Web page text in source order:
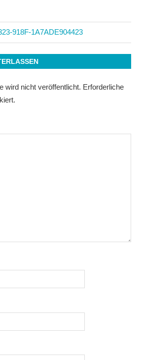
918F-1A7ADE904423
wird nicht veröffentlicht. Erforderliche